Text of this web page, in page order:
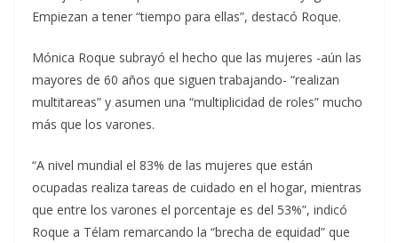
Empiezan a tener “tiempo para ellas”, destacó Roque.
Mónica Roque subrayó el hecho que las mujeres -aún las
mayores de 60 años que siguen trabajando- “realizan
multitareas” y asumen una “multiplicidad de roles” mucho
más que los varones.
“A nivel mundial el 83% de las mujeres que están
ocupadas realiza tareas de cuidado en el hogar, mientras
que entre los varones el porcentaje es del 53%”, indicó
Roque a Télam remarcando la “brecha de equidad” que